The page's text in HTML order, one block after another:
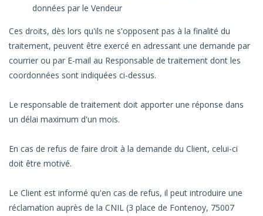
données par le Vendeur
Ces droits, dès lors qu'ils ne s'opposent pas à la finalité du
traitement, peuvent être exercé en adressant une demande par
courrier ou par E-mail au Responsable de traitement dont les
coordonnées sont indiquées ci-dessus.
Le responsable de traitement doit apporter une réponse dans
un délai maximum d'un mois.
En cas de refus de faire droit à la demande du Client, celui-ci
doit être motivé.
Le Client est informé qu'en cas de refus, il peut introduire une
réclamation auprès de la CNIL (3 place de Fontenoy, 75007